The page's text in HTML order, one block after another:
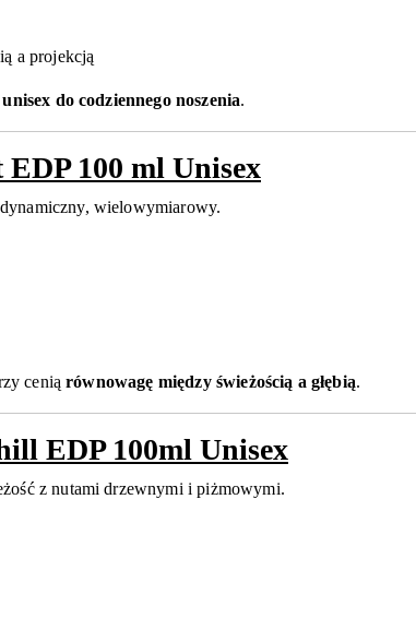
a projekcją
do codziennego noszenia.
100 ml Unisex
wielowymiarowy.
ceniąrównowagę między świeżością a głębią.
EDP 100ml Unisex
z nutami drzewnymi i piżmowymi.